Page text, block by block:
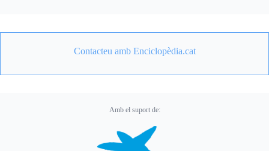
Contacteu amb Enciclopèdia.cat
Amb el suport de: